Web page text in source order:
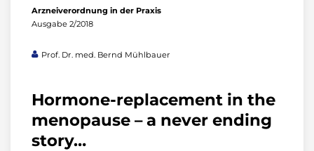
Arzneiverordnung in der Praxis
Ausgabe 2/2018
Prof. Dr. med. Bernd Mühlbauer
Hormone-replacement in the
menopause – a never ending
story…